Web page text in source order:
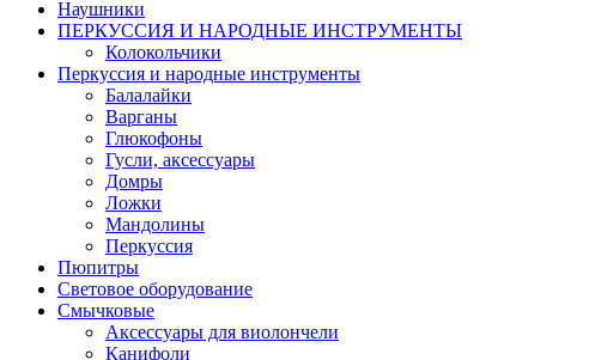
Наушники
ПЕРКУССИЯ И НАРОДНЫЕ ИНСТРУМЕНТЫ
Колокольчики
Перкуссия и народные инструменты
Балалайки
Варганы
Глюкофоны
Гусли, аксессуары
Домры
Ложки
Мандолины
Перкуссия
Пюпитры
Световое оборудование
Смычковые
Аксессуары для виолончели
Канифоли